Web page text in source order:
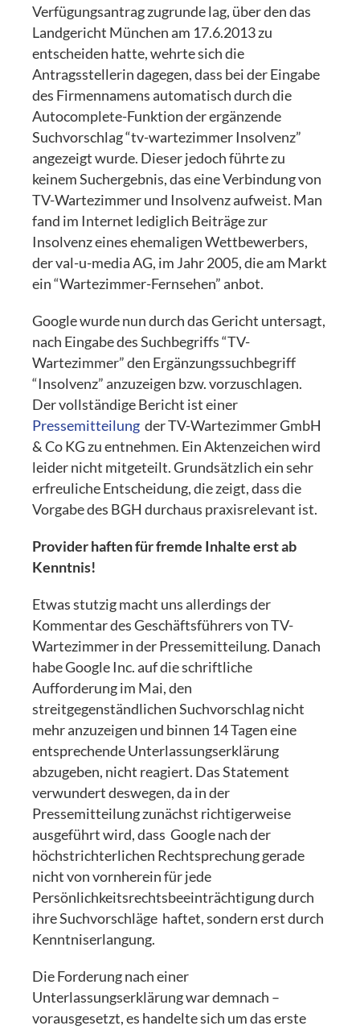
Verfügungsantrag zugrunde lag, über den das
Landgericht München am 17.6.2013 zu
entscheiden hatte, wehrte sich die
Antragsstellerin dagegen, dass bei der Eingabe
des Firmennamens automatisch durch die
Autocomplete-Funktion der ergänzende
Suchvorschlag “tv-wartezimmer Insolvenz”
angezeigt wurde. Dieser jedoch führte zu
keinem Suchergebnis, das eine Verbindung von
TV-Wartezimmer und Insolvenz aufweist. Man
fand im Internet lediglich Beiträge zur
Insolvenz eines ehemaligen Wettbewerbers,
der val-u-media AG, im Jahr 2005, die am Markt
ein “Wartezimmer-Fernsehen” anbot.
Google wurde nun durch das Gericht untersagt,
nach Eingabe des Suchbegriffs “TV-
Wartezimmer” den Ergänzungssuchbegriff
“Insolvenz” anzuzeigen bzw. vorzuschlagen.
Der vollständige Bericht ist einer
Pressemitteilung der TV-Wartezimmer GmbH
& Co KG zu entnehmen. Ein Aktenzeichen wird
leider nicht mitgeteilt. Grundsätzlich ein sehr
erfreuliche Entscheidung, die zeigt, dass die
Vorgabe des BGH durchaus praxisrelevant ist.
Provider haften für fremde Inhalte erst ab
Kenntnis!
Etwas stutzig macht uns allerdings der
Kommentar des Geschäftsführers von TV-
Wartezimmer in der Pressemitteilung. Danach
habe Google Inc. auf die schriftliche
Aufforderung im Mai, den
streitgegenständlichen Suchvorschlag nicht
mehr anzuzeigen und binnen 14 Tagen eine
entsprechende Unterlassungserklärung
abzugeben, nicht reagiert. Das Statement
verwundert deswegen, da in der
Pressemitteilung zunächst richtigerweise
ausgeführt wird, dass Google nach der
höchstrichterlichen Rechtsprechung gerade
nicht von vornherein für jede
Persönlichkeitsrechtsbeeinträchtigung durch
ihre Suchvorschläge haftet, sondern erst durch
Kenntniserlangung.
Die Forderung nach einer
Unterlassungserklärung war demnach –
vorausgesetzt, es handelte sich um das erste